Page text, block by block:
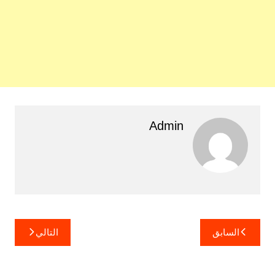
Admin
تصفّح
المقالات
السابق التالي